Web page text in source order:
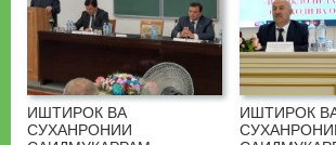
ИШТИРОК ВА
СУХАНРОНИИ
ИШТИРОК